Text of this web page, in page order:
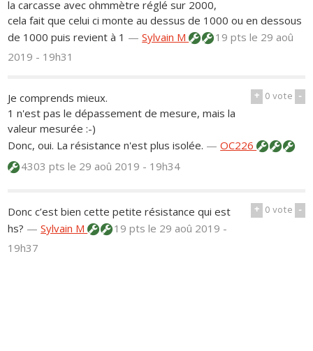
la carcasse avec ohmmètre réglé sur 2000,
cela fait que celui ci monte au dessus de 1000 ou en dessous
de 1000 puis revient à 1 —Sylvain M 19 ptsle 29 aoû
2019 - 19h31
+ 0vote -
Je comprends mieux.
1 n'est pas le dépassement de mesure, mais la
valeur mesurée :-)
Donc, oui. La résistance n'est plus isolée. —OC226
4303 ptsle 29 aoû 2019 - 19h34
+ 0vote -
Donc c’est bien cette petite résistance qui est
hs? —Sylvain M 19 ptsle 29 aoû 2019 -
19h37